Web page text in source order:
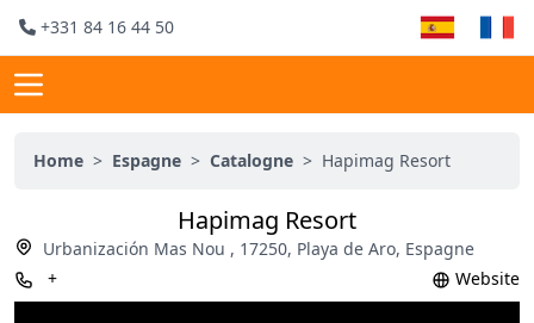
+331 84 16 44 50
Home > Espagne > Catalogne > Hapimag Resort
Hapimag Resort
Urbanización Mas Nou , 17250, Playa de Aro, Espagne
+
Website